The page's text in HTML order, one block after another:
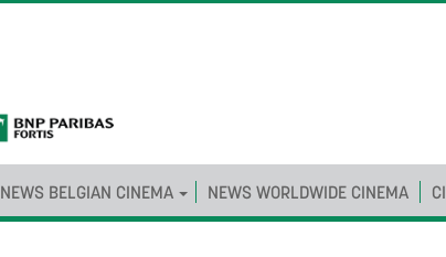
NEWS BELGIAN CINEMA NEWS WORLDWIDE CINEMA